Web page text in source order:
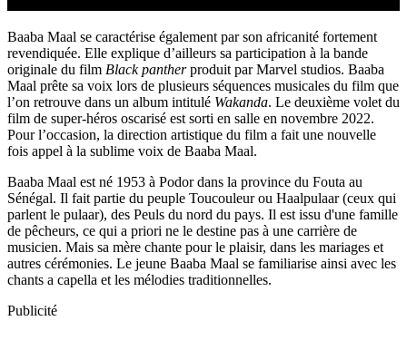
Baaba Maal se caractérise également par son africanité fortement
revendiquée. Elle explique d’ailleurs sa participation à la bande
originale du film Black pantherproduit par Marvel studios. Baaba
Maal prête sa voix lors de plusieurs séquences musicales du film que
l’on retrouve dans un album intitulé Wakanda. Le deuxième volet du
film de super-héros oscarisé est sorti en salle en novembre 2022.
Pour l’occasion, la direction artistique du film a fait une nouvelle
fois appel à la sublime voix de Baaba Maal.
Baaba Maal est né 1953 à Podor dans la province du Fouta au
Sénégal. Il fait partie du peuple Toucouleur ou Haalpulaar (ceux qui
parlent le pulaar), des Peuls du nord du pays. Il est issu d'une famille
de pêcheurs, ce qui a priori ne le destine pas à une carrière de
musicien. Mais sa mère chante pour le plaisir, dans les mariages et
autres cérémonies. Le jeune Baaba Maal se familiarise ainsi avec les
chants a capella et les mélodies traditionnelles.
Publicité